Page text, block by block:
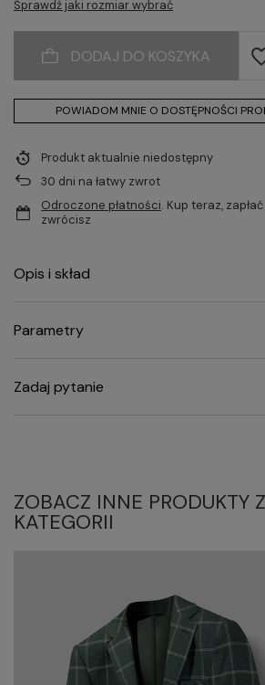
Sprawdź jaki rozmiar wybrać
DODAJ DO KOSZYKA
POWIADOM MNIE O DOSTĘPNOŚCI
Produkt aktualnie niedostępny
30 dni na łatwy zwrot
Odroczone płatności. Kup teraz,
zwrócisz
Opis i skład
Parametry
Zadaj pytanie
ZOBACZ INNE PRODUKTY
KATEGORII